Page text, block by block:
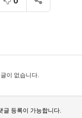
이 없습니다.
글 등록이 가능합니다.